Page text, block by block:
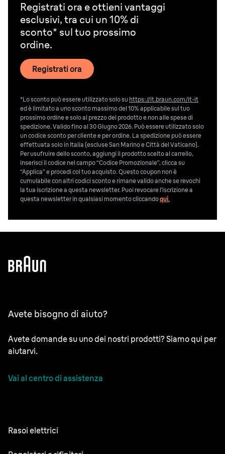
Registrati ora e ottieni vantaggi
esclusivi, tra cui un 10% di
sconto* sul tuo prossimo
ordine.
Registrati ora
*Lo sconto può essere utilizzato solo su https://it.braun.com/it-it
ed è limitato a uno sconto massimo del 10% applicabile sul tuo
prossimo ordine e solo al prezzo del prodotto e non alle spese di
spedizione. Valido fino al 30 Giugno 2026. Può essere utilizzato solo
un codice sconto per cliente e per ordine. La spedizione può essere
effettuata solo in Italia (escluse San Marino e Città del Vaticano).
Per usufruire dello sconto, aggiungi il prodotto scelto al carrello,
inserisci il codice nel campo “Codice Promozionale”, clicca su
“Applica” e procedi col tuo acquisto. Questo coupon non è
cumulabile con altri codici sconto e rimane valido anche se revochi
la tua iscrizione a questa newsletter. Puoi revocare l’iscrizione a
questa newsletter in qualsiasi momento cliccandoqui.
Avete bisogno di aiuto?
Avete domande su uno dei nostri prodotti? Siamo qui per
aiutarvi.
Vai al centro di assistenza
Rasoi elettrici